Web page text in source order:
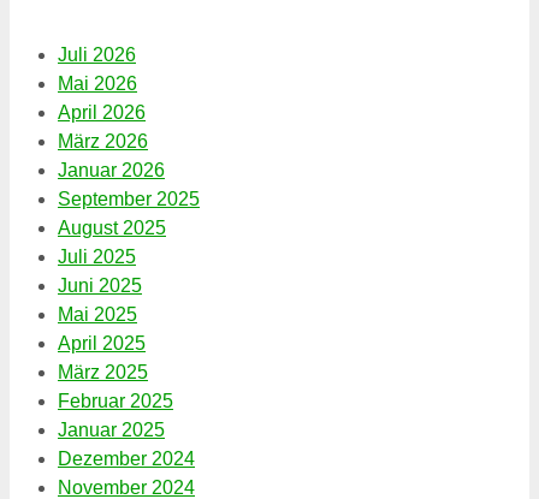
Juli 2026
Mai 2026
April 2026
März 2026
Januar 2026
September 2025
August 2025
Juli 2025
Juni 2025
Mai 2025
April 2025
März 2025
Februar 2025
Januar 2025
Dezember 2024
November 2024